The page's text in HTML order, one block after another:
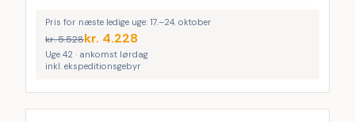
Pris for næste ledige uge: 17.–24. oktober
kr.5.528kr. 4.228
Uge 42 · ankomst lørdag
inkl. ekspeditionsgebyr